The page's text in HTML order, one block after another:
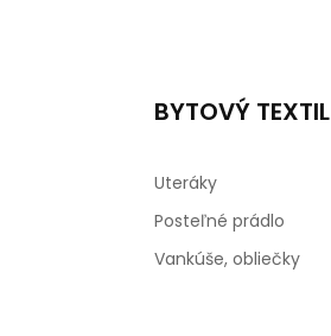
BYTOVÝ TEXTIL
Uteráky
Posteľné prádlo
Vankúše, obliečky